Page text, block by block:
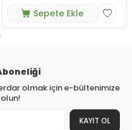
Sepete Ekle
olmak için e-bültenimize
KAYIT OL